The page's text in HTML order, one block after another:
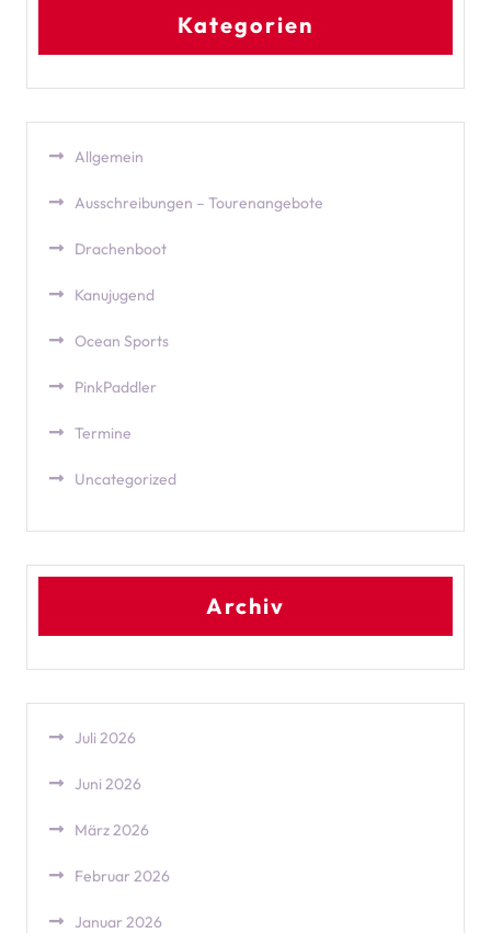
Kategorien
Allgemein
Ausschreibungen – Tourenangebote
Drachenboot
Kanujugend
Ocean Sports
PinkPaddler
Termine
Uncategorized
Archiv
Juli 2026
Juni 2026
März 2026
Februar 2026
Januar 2026